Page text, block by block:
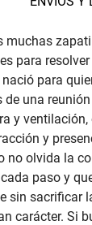
muchas
para
para
de una
y
y
no olvida la
paso y
sin sacrificar
carácter. Si